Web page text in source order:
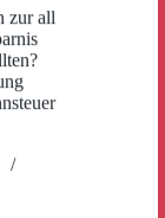
zur all